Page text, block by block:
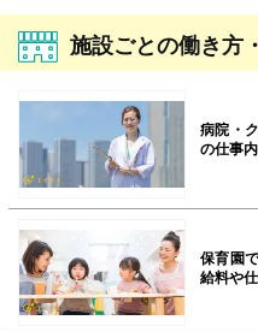
施設ごとの働き方
病院・
の仕事
保育園
給料や